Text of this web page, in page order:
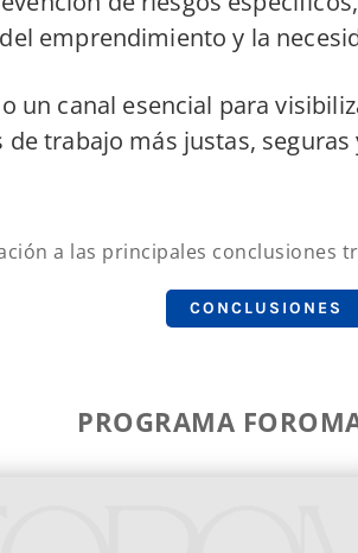
emprendimiento y la
un canal esencial para
trabajo más justas, seguras
a las principales conclusiones
CONCLUSIONES
PROGRAMA